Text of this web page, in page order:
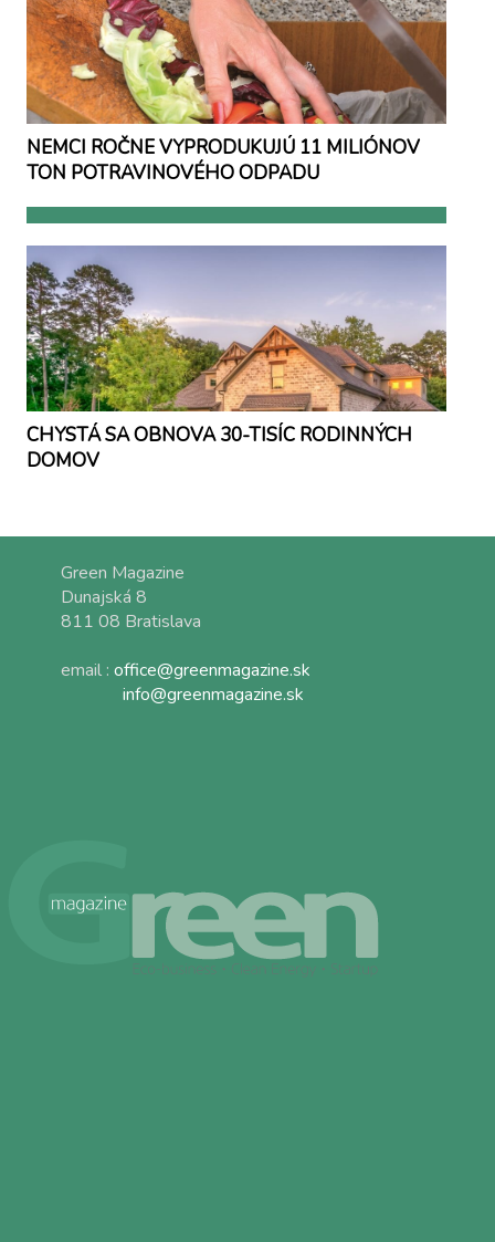
NEMCI ROČNE VYPRODUKUJÚ 11 MILIÓNOV
TON POTRAVINOVÉHO ODPADU
CHYSTÁ SA OBNOVA 30-TISÍC RODINNÝCH
DOMOV
Green Magazine
Dunajská 8
811 08 Bratislava
email : office@greenmagazine.sk
info@greenmagazine.sk